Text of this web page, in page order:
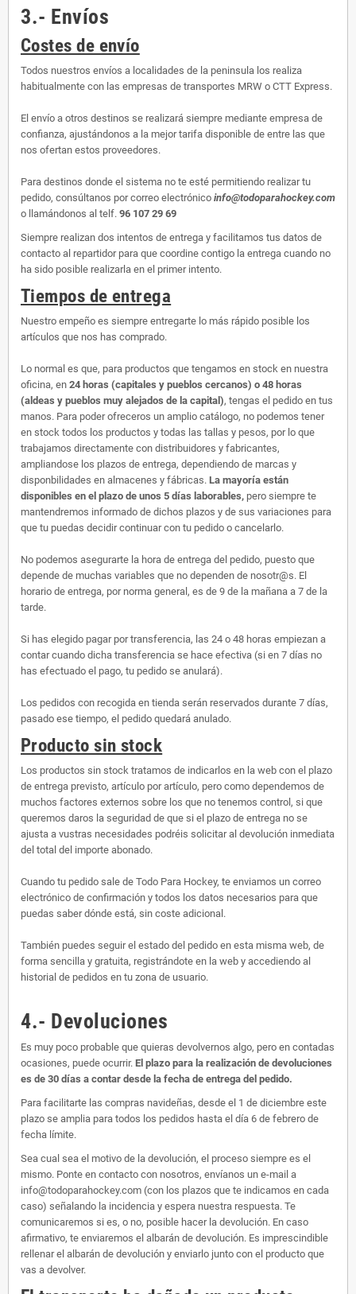
3.- Envíos
Costes de envío
Todos nuestros envíos a localidades de la peninsula los realiza
habitualmente con las empresas de transportes MRW o CTT Express.
El envío a otros destinos se realizará siempre mediante empresa de
confianza, ajustándonos a la mejor tarifa disponible de entre las que
nos ofertan estos proveedores.
Para destinos donde el sistema no te esté permitiendo realizar tu
pedido, consúltanos por correo electrónico info@todoparahockey.com
o llamándonos al telf. 96 107 29 69
Siempre realizan dos intentos de entrega y facilitamos tus datos de
contacto al repartidor para que coordine contigo la entrega cuando no
ha sido posible realizarla en el primer intento.
Tiempos de entrega
Nuestro empeño es siempre entregarte lo más rápido posible los
artículos que nos has comprado.
Lo normal es que, para productos que tengamos en stock en nuestra
oficina, en 24 horas (capitales y pueblos cercanos) o 48 horas
(aldeas y pueblos muy alejados de la capital), tengas el pedido en tus
manos. Para poder ofreceros un amplio catálogo, no podemos tener
en stock todos los productos y todas las tallas y pesos, por lo que
trabajamos directamente con distribuidores y fabricantes,
ampliandose los plazos de entrega, dependiendo de marcas y
disponbilidades en almacenes y fábricas. La mayoría están
disponibles en el plazo de unos 5 días laborables, pero siempre te
mantendremos informado de dichos plazos y de sus variaciones para
que tu puedas decidir continuar con tu pedido o cancelarlo.
No podemos asegurarte la hora de entrega del pedido, puesto que
depende de muchas variables que no dependen de nosotr@s. El
horario de entrega, por norma general, es de 9 de la mañana a 7 de la
tarde.
Si has elegido pagar por transferencia, las 24 o 48 horas empiezan a
contar cuando dicha transferencia se hace efectiva (si en 7 días no
has efectuado el pago, tu pedido se anulará).
Los pedidos con recogida en tienda serán reservados durante 7 días,
pasado ese tiempo, el pedido quedará anulado.
Producto sin stock
Los productos sin stock tratamos de indicarlos en la web con el plazo
de entrega previsto, artículo por artículo, pero como dependemos de
muchos factores externos sobre los que no tenemos control, si que
queremos daros la seguridad de que si el plazo de entrega no se
ajusta a vustras necesidades podréis solicitar al devolución inmediata
del total del importe abonado.
Cuando tu pedido sale de Todo Para Hockey, te enviamos un correo
electrónico de confirmación y todos los datos necesarios para que
puedas saber dónde está, sin coste adicional.
También puedes seguir el estado del pedido en esta misma web, de
forma sencilla y gratuita, registrándote en la web y accediendo al
historial de pedidos en tu zona de usuario.
4.- Devoluciones
Es muy poco probable que quieras devolvernos algo, pero en contadas
ocasiones, puede ocurrir. El plazo para la realización de devoluciones
es de 30 días a contar desde la fecha de entrega del pedido.
Para facilitarte las compras navideñas, desde el 1 de diciembre este
plazo se amplia para todos los pedidos hasta el día 6 de febrero de
fecha límite.
Sea cual sea el motivo de la devolución, el proceso siempre es el
mismo. Ponte en contacto con nosotros, envíanos un e-mail a
info@todoparahockey.com (con los plazos que te indicamos en cada
caso) señalando la incidencia y espera nuestra respuesta. Te
comunicaremos si es, o no, posible hacer la devolución. En caso
afirmativo, te enviaremos el albarán de devolución. Es imprescindible
rellenar el albarán de devolución y enviarlo junto con el producto que
vas a devolver.